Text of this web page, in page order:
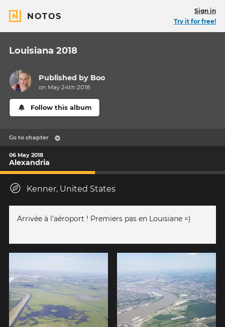
NOTOS
Sign in
Try it for free!
Louisiana 2018
Published by Boo
on May 24th 2018
Follow this album
Go to chapter
06 May 2018
Alexandria
Kenner, United States
Arrivée à l'aéroport ! Premiers pas en Louisiane =)